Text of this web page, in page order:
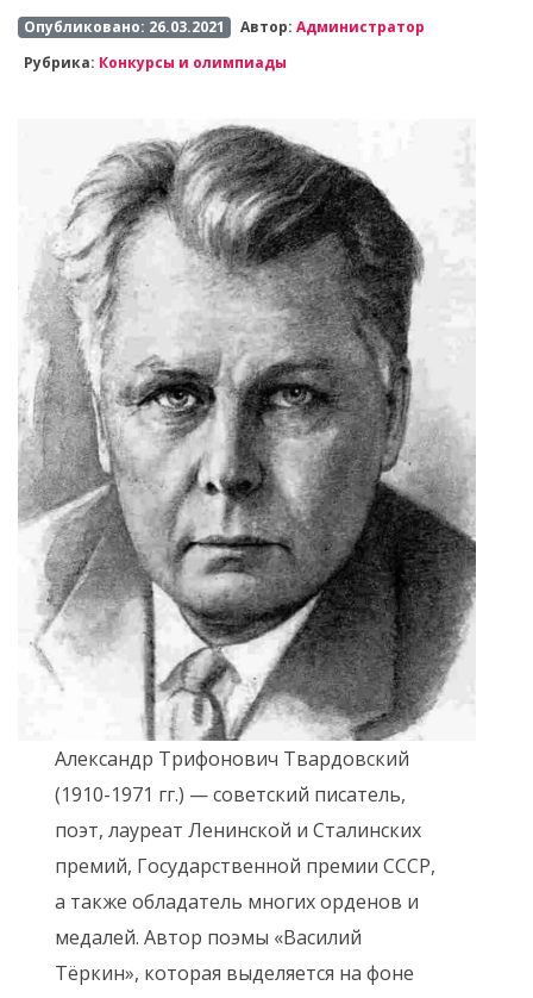
Опубликовано: 26.03.2021 Автор:Администратор
Рубрика: Конкурсы и олимпиады
Александр Трифонович Твардовский
(1910-1971 гг.) — советский писатель,
поэт, лауреат Ленинской и Сталинских
премий, Государственной премии СССР,
а также обладатель многих орденов и
медалей. Автор поэмы «Василий
Тёркин», которая выделяется на фоне